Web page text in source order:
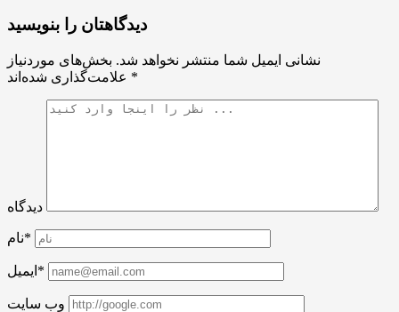
دیدگاهتان را بنویسید
نشانی ایمیل شما منتشر نخواهد شد. بخش‌های موردنیاز
*
دیدگاه
نام*
ایمیل*
وب سایت